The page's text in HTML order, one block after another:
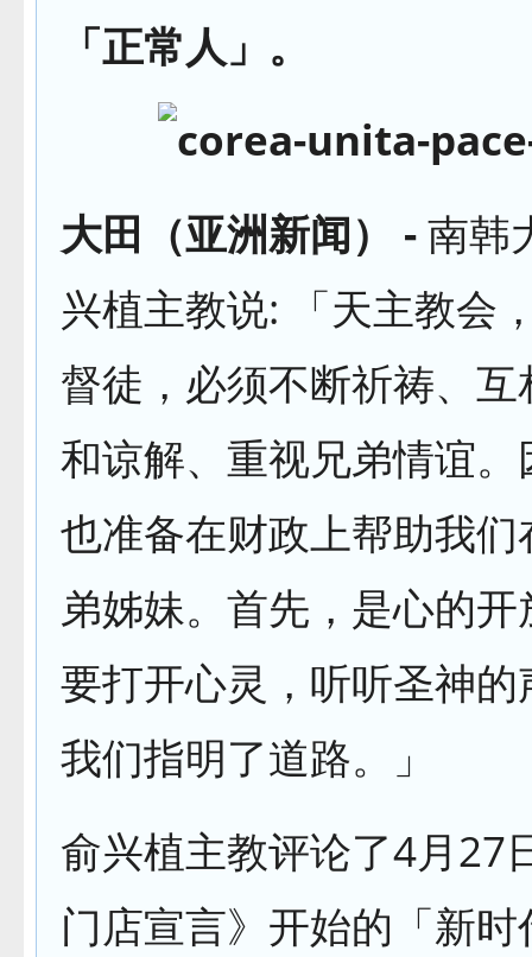
「正常人」。
大田（亚洲新闻） -南韩
兴植主教说: 「天主教会
督徒，必须不断祈祷、
和谅解、重视兄弟情谊
也准备在财政上帮助我
弟姊妹。首先，是心的
要打开心灵，听听圣神
我们指明了道路。」
俞兴植主教评论了4月27
门店宣言》开始的「新